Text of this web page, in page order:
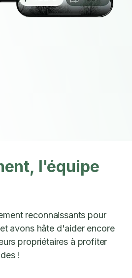
l'équipe
reconnaissants pour
avons hâte d'aider encore
propriétaires à profiter
!